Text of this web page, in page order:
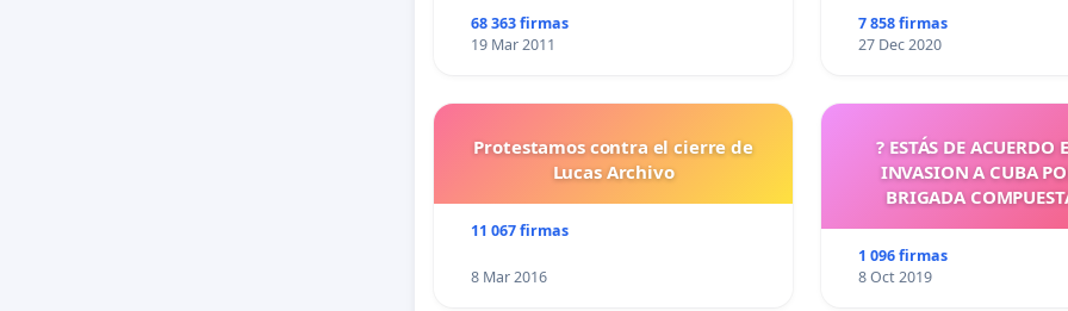
68 363 firmas
19 Mar 2011
7 858 firmas
27 Dec 2020
Protestamos contra el cierre de
Lucas Archivo
11 067 firmas
8 Mar 2016
? ESTÁS DE ACUERDO
INVASION A CUBA
BRIGADA
1 096 firmas
8 Oct 2019